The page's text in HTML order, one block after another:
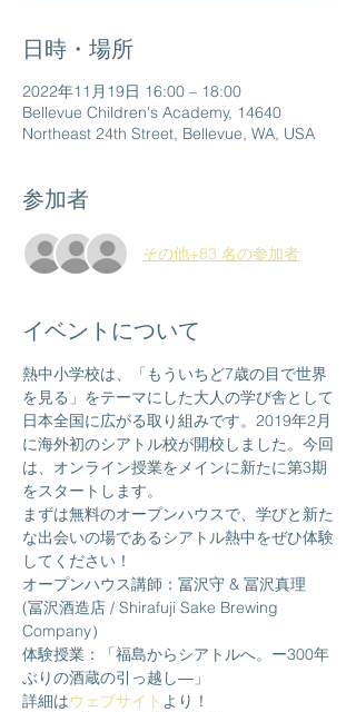
日時・場所
2022年11月19日 16:00 – 18:00
Bellevue Children's Academy, 14640
Northeast 24th Street, Bellevue, WA, USA
参加者
その他+83 名の参加者
イベントについて
熱中小学校は、「もういちど7歳の目で世界
を見る」をテーマにした大人の学び舎として
日本全国に広がる取り組みです。2019年2月
に海外初のシアトル校が開校しました。今回
は、オンライン授業をメインに新たに第3期
をスタートします。
まずは無料のオープンハウスで、学びと新た
な出会いの場であるシアトル熱中をぜひ体験
してください！
オープンハウス講師：冨沢守 & 冨沢真理
(冨沢酒造店 / Shirafuji Sake Brewing
Company）
体験授業：「福島からシアトルへ。ー300年
ぶりの酒蔵の引っ越し―」
詳細はウェブサイト より！